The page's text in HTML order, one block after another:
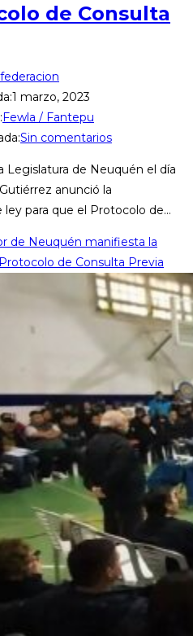
de Consulta
1 marzo, 2023
Fewla / Fantepu
Sin comentarios
Legislatura de Neuquén el día
anunció la
para que el Protocolo de…
de Neuquén manifiesta la
de Consulta Previa